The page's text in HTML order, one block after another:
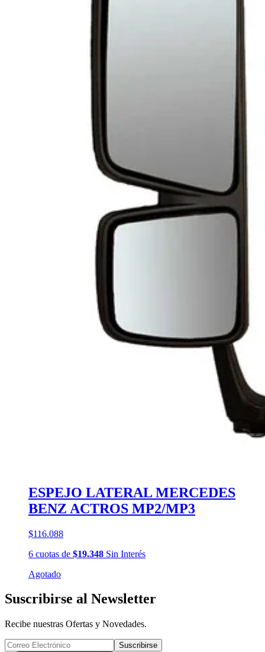
ESPEJO LATERAL MERCEDES
BENZ ACTROS MP2/MP3
$116.088
6 cuotas de $19.348 Sin Interés
Agotado
Suscribirse al Newsletter
Recibe nuestras Ofertas y Novedades.
Suscribirse